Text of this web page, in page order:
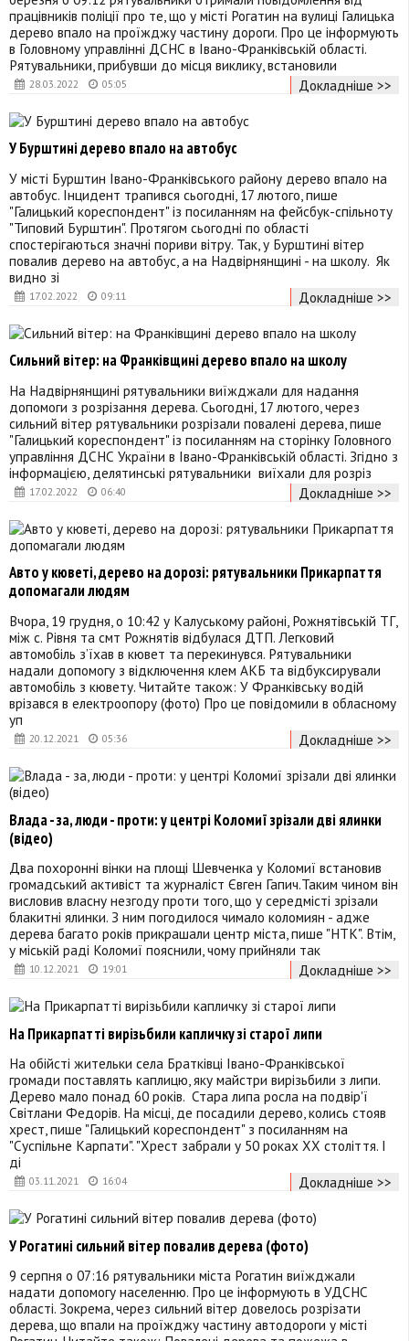
28.03.2022 05:05
працівників поліції про те, що у місті Рогатин на вулиці Галицька
дерево впало на проїжджу частину дороги. Про це інформують
в Головному управлінні ДСНС в Івано-Франківській області.
Рятувальники, прибувши до місця виклику, встановили
Докладніше >>
17.02.2022 09:11
У Бурштині дерево впало на автобус
У місті Бурштин Івано-Франківського району дерево впало на
автобус. Інцидент трапився сьогодні, 17 лютого, пише
"Галицький кореспондент" із посиланням на фейсбук-спільноту
"Типовий Бурштин". Протягом сьогодні по області
спостерігаються значні пориви вітру. Так, у Бурштині вітер
повалив дерево на автобус, а на Надвірнянщині - на школу. Як
видно зі
Докладніше >>
17.02.2022 06:40
Сильний вітер: на Франківщині дерево впало на школу
На Надвірнянщині рятувальники виїжджали для надання
допомоги з розрізання дерева. Сьогодні, 17 лютого, через
сильний вітер рятувальники розрізали повалені дерева, пише
"Галицький кореспондент" із посиланням на сторінку Головного
управління ДСНС України в Івано-Франківській області. Згідно з
інформацією, делятинські рятувальники виїхали для розріз
Докладніше >>
20.12.2021 05:36
Авто у кюветі, дерево на дорозі: рятувальники Прикарпаття
допомагали людям
Вчора, 19 грудня, о 10:42 у Калуському районі, Рожнятівській ТГ,
між с. Рівня та смт Рожнятів відбулася ДТП. Легковий
автомобіль з’їхав в кювет та перекинувся. Рятувальники
надали допомогу з відключення клем АКБ та відбуксирували
автомобіль з кювету. Читайте також: У Франківську водій
врізався в електроопору (фото) Про це повідомили в обласному
уп
Докладніше >>
10.12.2021 19:01
Влада - за, люди - проти: у центрі Коломиї зрізали дві ялинки
(відео)
Два похоронні вінки на площі Шевченка у Коломиї встановив
громадський активіст та журналіст Євген Гапич.Таким чином він
висловив власну незгоду проти того, що у середмісті зрізали
блакитні ялинки. З ним погодилося чимало коломиян - адже
дерева багато років прикрашали центр міста, пише "НТК". Втім,
у міській раді Коломиї пояснили, чому прийняли так
Докладніше >>
03.11.2021 16:04
На Прикарпатті вирізьбили капличку зі старої липи
На обійсті жительки села Братківці Івано-Франківської
громади поставлять каплицю, яку майстри вирізьбили з липи.
Дерево мало понад 60 років. Стара липа росла на подвір'ї
Світлани Федорів. На місці, де посадили дерево, колись стояв
хрест, пише "Галицький кореспондент" з посиланням на
"Суспільне Карпати". "Хрест забрали у 50 роках XX століття. І
ді
Докладніше >>
У Рогатині сильний вітер повалив дерева (фото)
9 серпня о 07:16 рятувальники міста Рогатин виїжджали
надати допомогу населенню. Про це інформують в УДСНС
області. Зокрема, через сильний вітер довелось розрізати
дерева, що впали на проїжджу частину автодороги у місті